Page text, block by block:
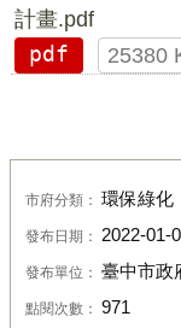
計畫.pdf
pdf
25380
市府分類： 環保綠化
發布日期： 2022-01-
發布單位： 臺中市政
點閱次數： 971